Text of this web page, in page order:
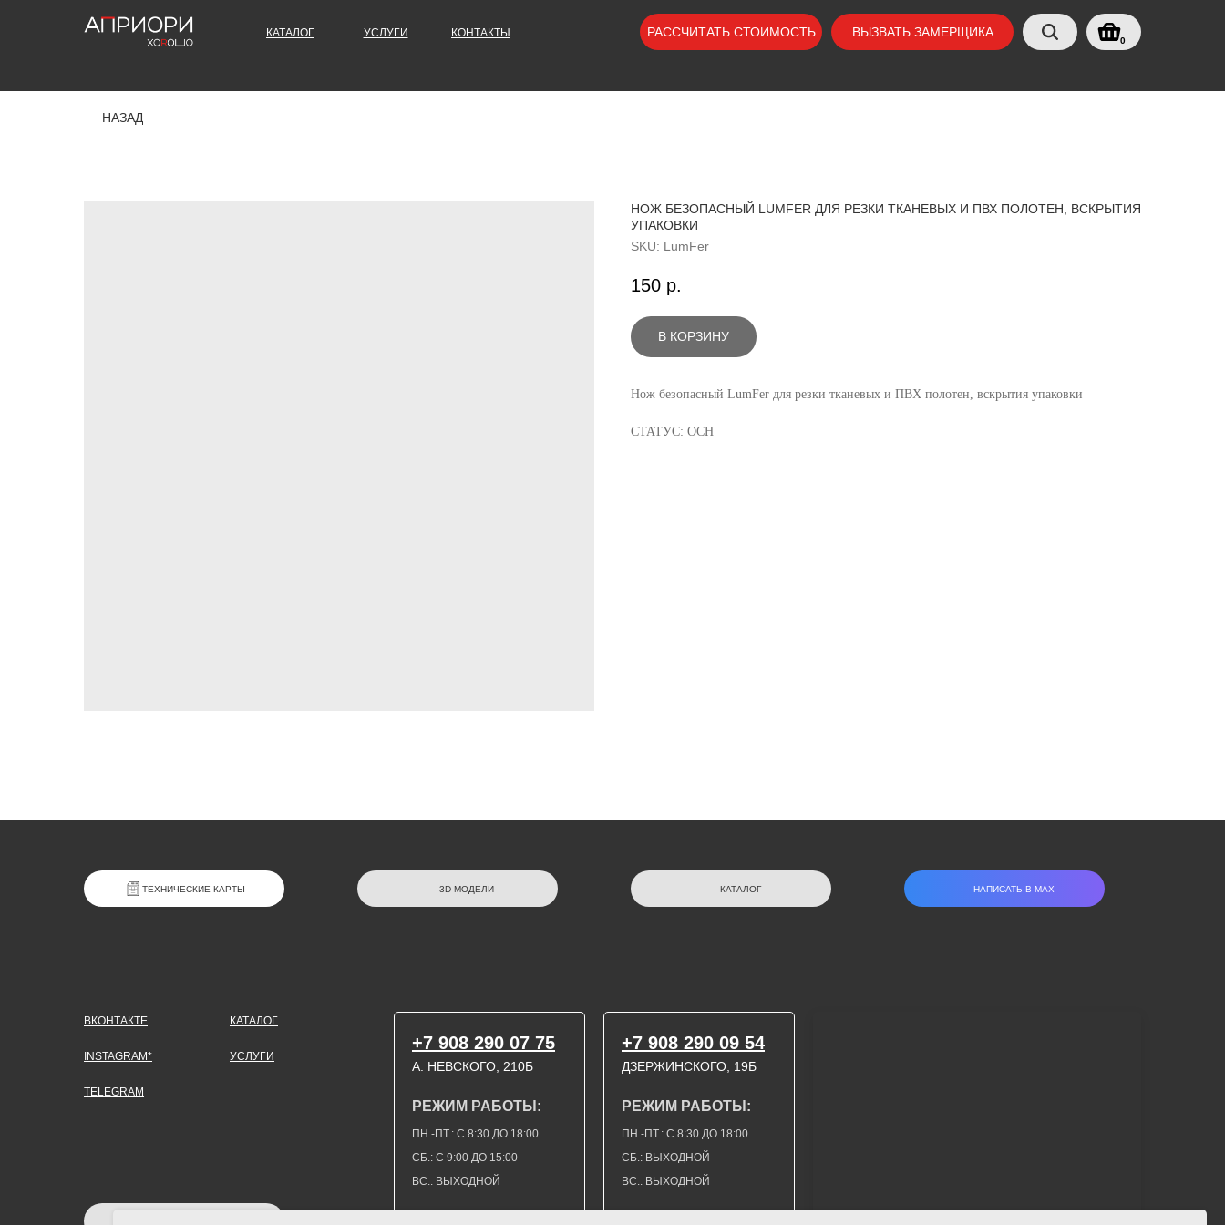
КОНТАКТЫ
УСЛУГИ
КАТАЛОГ ВЫЗВАТЬ ЗАМЕРЩИКА
РАССЧИТАТЬ СТОИМОСТЬ
0
НАЗАД
НОЖ БЕЗОПАСНЫЙ LUMFER ДЛЯ РЕЗКИ ТКАНЕВЫХ И ПВХ ПОЛОТЕН, ВСКРЫТИЯ
УПАКОВКИ
SKU: LumFer
150 р.
В КОРЗИНУ
Нож безопасный LumFer для резки тканевых и ПВХ полотен, вскрытия упаковки
СТАТУС: ОСН
НАПИСАТЬ В МАХ
КАТАЛОГ
3D МОДЕЛИ
ТЕХНИЧЕСКИЕ КАРТЫ
TELEGRAM
INSTAGRAM*
ВКОНТАКТЕ
ДЗЕРЖИНСКОГО, 19Б
ВС.: ВЫХОДНОЙ
СБ.: С 9:00 ДО 15:00
ПН.-ПТ.: С 8:30 ДО 18:00
А. НЕВСКОГО, 210Б
УСЛУГИ
+7 908 290 09 54
РЕЖИМ РАБОТЫ:
ВС.: ВЫХОДНОЙ
СБ.: ВЫХОДНОЙ
ПН.-ПТ.: С 8:30 ДО 18:00
РЕЖИМ РАБОТЫ:
+7 908 290 07 75
КАТАЛОГ